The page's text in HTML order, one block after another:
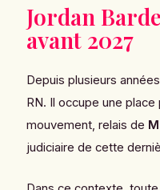
Jordan
avant 2027
Depuis plusieurs
RN. Il occupe une
mouvement, relais de
judiciaire de cette